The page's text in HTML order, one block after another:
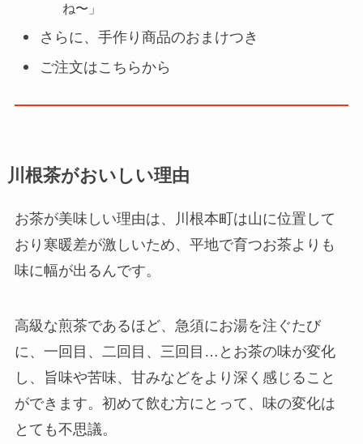
ね〜」
さらに、手作り商品のおまけつき
ご注文はこちらから
川根茶がおいしい理由
お茶が美味しい理由は、川根本町は山に位置して
おり寒暖差が激しいため、平地で育つお茶よりも
味に幅が出るんです。
高級な煎茶であるほど、急須にお湯を注ぐたび
に、一回目、二回目、三回目…とお茶の味が変化
し、旨味や苦味、甘みなどをより深く感じること
ができます。初めて飲む方にとって、味の変化は
とても不思議。